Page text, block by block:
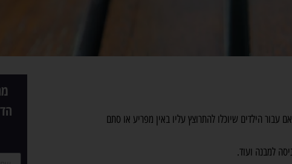
הילדים שיוכלו להתרוצץ עליו באין מפריע או סתם
למבנה ועוד.